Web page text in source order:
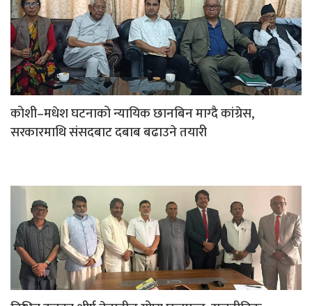
कोशी–मधेश घटनाको न्यायिक छानबिन माग्दै कांग्रेस,
सरकारमाथि संसदबाट दबाब बढाउने तयारी